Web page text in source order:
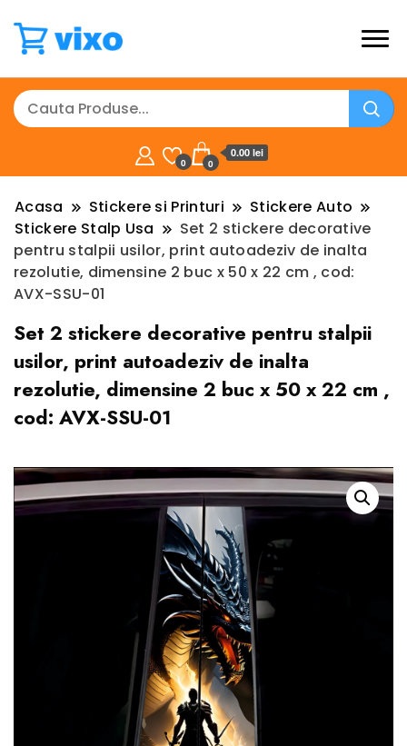
0 0
0.00 lei
Acasa Stickere si Printuri
Stickere Auto
Stickere Stalp Usa
Set 2 stickere decorative
pentru stalpii usilor, print autoadeziv de inalta
rezolutie, dimensine 2 buc x 50 x 22 cm , cod:
AVX-SSU-01
Set 2 stickere decorative pentru stalpii
usilor, print autoadeziv de inalta
rezolutie, dimensine 2 buc x 50 x 22 cm ,
cod: AVX-SSU-01